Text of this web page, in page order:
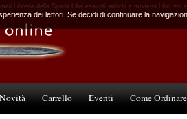
Libreria della Spada Libri esauriti antichi e moderni Libri rari
Novità Carrello Eventi Come Ordinare
dei lettori. Se decidi di continuare la